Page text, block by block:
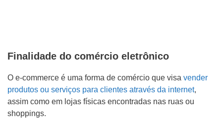
Finalidade do comércio eletrônico
O e-commerce é uma forma de comércio que visa vender
produtos ou serviços para clientes através da internet,
assim como em lojas físicas encontradas nas ruas ou
shoppings.